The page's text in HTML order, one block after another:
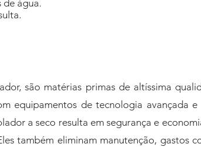
água.
são matérias primas de altíssima
equipamentos de tecnologia avançada
a seco resulta em segurança e
também eliminam manutenção, gastos